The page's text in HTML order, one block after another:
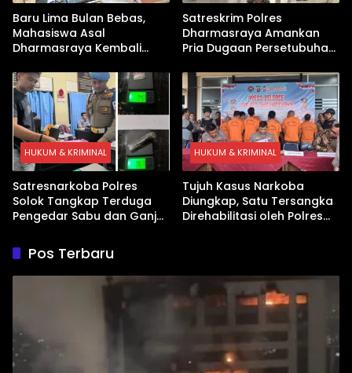
Baru Lima Bulan Bebas,
Mahasiswa Asal
Dharmasraya Kembali
Satreskrim Polres
Dharmasraya Amankan
Pria Dugaan Persetubuhan
HUKUM & KRIMINAL
Satresnarkoba Polres
Solok Tangkap Terduga
Pengedar Sabu dan Ganja
HUKUM & KRIMINAL
Tujuh Kasus Narkoba
Diungkap, Satu Tersangka
Direhabilitasi oleh Polres
Pos Terbaru